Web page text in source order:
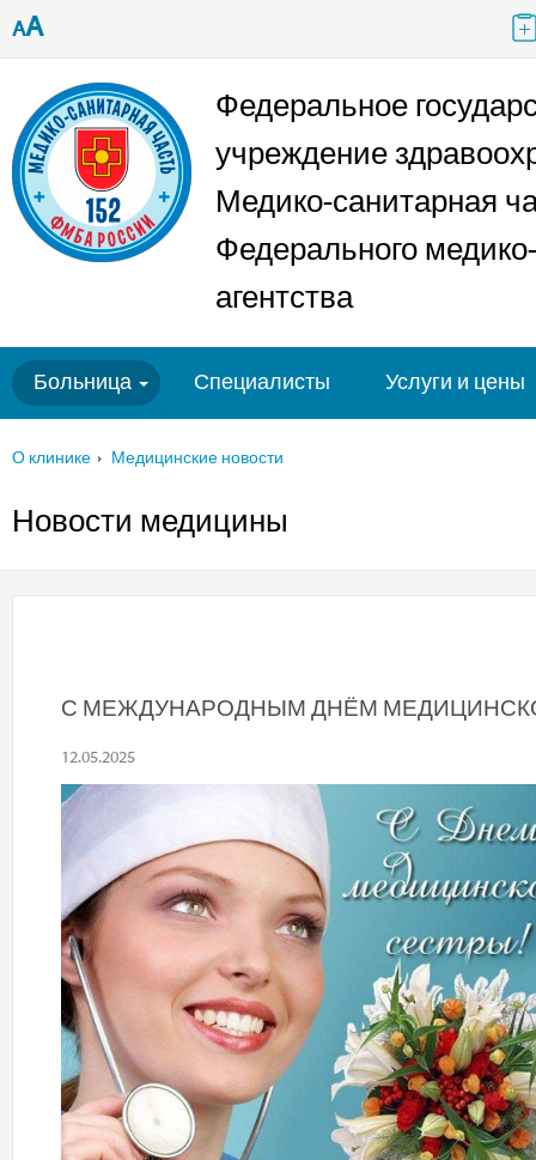
AA
Федеральное
учреждение
Медико-санитарная
Федерального
агентства
Больница Специалисты Услуги и цены
О клинике Медицинские новости
Новости медицины
С МЕЖДУНАРОДНЫМ ДНЁМ
12.05.2025